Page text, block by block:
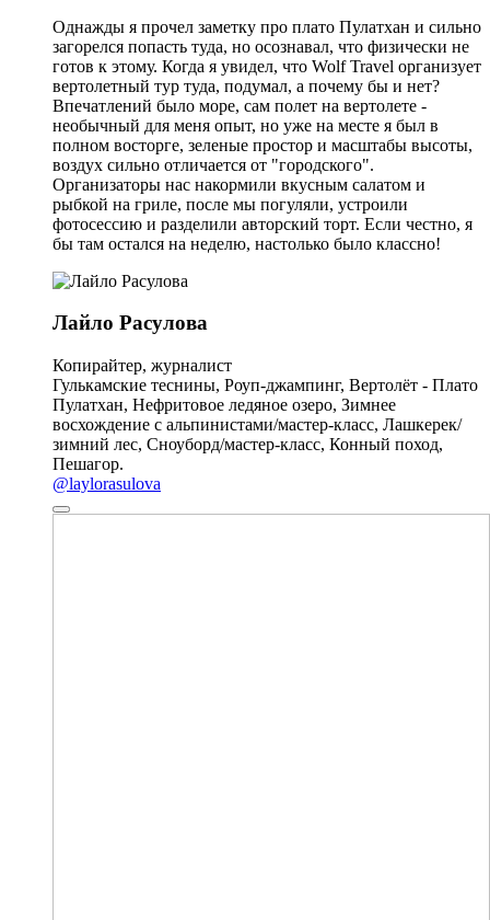
Однажды я прочел заметку про плато Пулатхан и сильно
загорелся попасть туда, но осознавал, что физически не
готов к этому. Когда я увидел, что Wolf Travel организует
вертолетный тур туда, подумал, а почему бы и нет?
Впечатлений было море, сам полет на вертолете -
необычный для меня опыт, но уже на месте я был в
полном восторге, зеленые простор и масштабы высоты,
воздух сильно отличается от "городского".
Организаторы нас накормили вкусным салатом и
рыбкой на гриле, после мы погуляли, устроили
фотосессию и разделили авторский торт. Если честно, я
бы там остался на неделю, настолько было классно!
Лайло Расулова
Копирайтер, журналист
Гулькамские теснины, Роуп-джампинг, Вертолёт - Плато
Пулатхан, Нефритовое ледяное озеро, Зимнее
восхождение с альпинистами/мастер-класс, Лашкерек/
зимний лес, Сноуборд/мастер-класс, Конный поход,
Пешагор.
@laylorasulova